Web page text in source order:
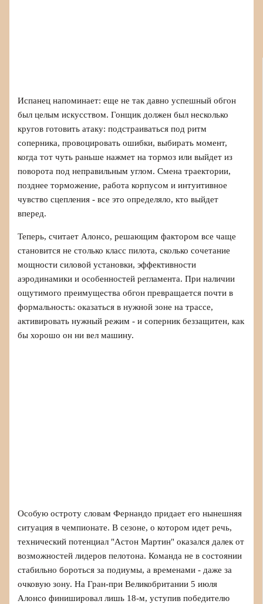
Испанец напоминает: еще не так давно успешный обгон
был целым искусством. Гонщик должен был несколько
кругов готовить атаку: подстраиваться под ритм
соперника, провоцировать ошибки, выбирать момент,
когда тот чуть раньше нажмет на тормоз или выйдет из
поворота под неправильным углом. Смена траектории,
позднее торможение, работа корпусом и интуитивное
чувство сцепления - все это определяло, кто выйдет
вперед.
Теперь, считает Алонсо, решающим фактором все чаще
становится не столько класс пилота, сколько сочетание
мощности силовой установки, эффективности
аэродинамики и особенностей регламента. При наличии
ощутимого преимущества обгон превращается почти в
формальность: оказаться в нужной зоне на трассе,
активировать нужный режим - и соперник беззащитен, как
бы хорошо он ни вел машину.
Особую остроту словам Фернандо придает его нынешняя
ситуация в чемпионате. В сезоне, о котором идет речь,
технический потенциал "Астон Мартин" оказался далек от
возможностей лидеров пелотона. Команда не в состоянии
стабильно бороться за подиумы, а временами - даже за
очковую зону. На Гран‑при Великобритании 5 июля
Алонсо финишировал лишь 18‑м, уступив победителю